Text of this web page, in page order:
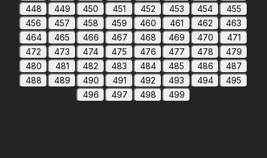
448
449 450 451 452 453 454
455
456
457 458 459 460 461 462
463
464
465 466 467 468 469 470
471
472
473 474 475 476 477 478
479
480
481 482 483 484 485 486
487
488
489 490 491 492 493 494
495
496
497 498 499